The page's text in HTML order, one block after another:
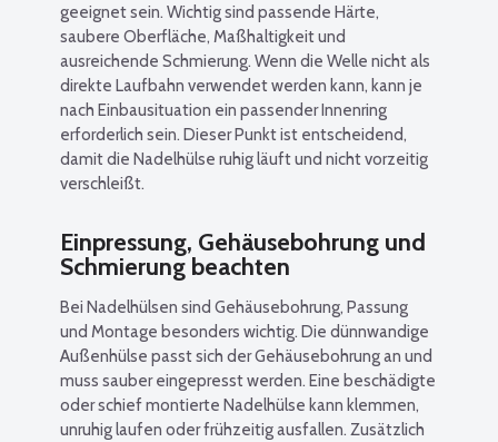
geeignet sein. Wichtig sind passende Härte,
saubere Oberfläche, Maßhaltigkeit und
ausreichende Schmierung. Wenn die Welle nicht als
direkte Laufbahn verwendet werden kann, kann je
nach Einbausituation ein passender Innenring
erforderlich sein. Dieser Punkt ist entscheidend,
damit die Nadelhülse ruhig läuft und nicht vorzeitig
verschleißt.
Einpressung, Gehäusebohrung und
Schmierung beachten
Bei Nadelhülsen sind Gehäusebohrung, Passung
und Montage besonders wichtig. Die dünnwandige
Außenhülse passt sich der Gehäusebohrung an und
muss sauber eingepresst werden. Eine beschädigte
oder schief montierte Nadelhülse kann klemmen,
unruhig laufen oder frühzeitig ausfallen. Zusätzlich